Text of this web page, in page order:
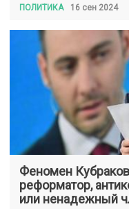
ПОЛИТИКА 16 сен 2024
Феномен
реформатор,
или ненадежный